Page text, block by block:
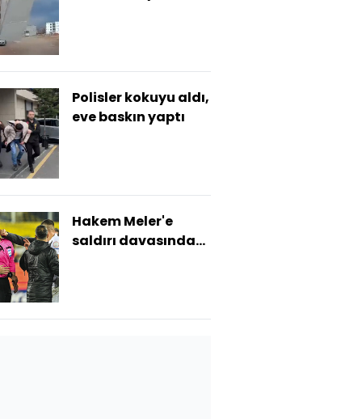
Polisler kokuyu aldı,
eve baskın yaptı
Hakem Meler'e
saldırı davasında